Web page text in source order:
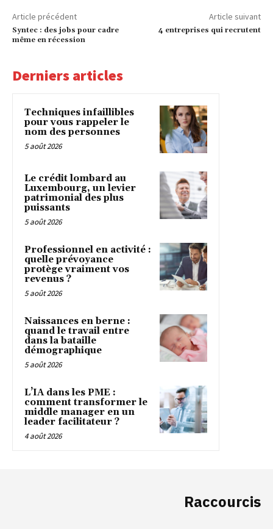
Article précédent
Syntec : des jobs pour cadre
même en récession
Article suivant
4 entreprises qui recrutent
Derniers articles
Techniques infaillibles
pour vous rappeler le
nom des personnes
5 août 2026
Le crédit lombard au
Luxembourg, un levier
patrimonial des plus
puissants
5 août 2026
Professionnel en activité :
quelle prévoyance
protège vraiment vos
revenus ?
5 août 2026
Naissances en berne :
quand le travail entre
dans la bataille
démographique
5 août 2026
L’IA dans les PME :
comment transformer le
middle manager en un
leader facilitateur ?
4 août 2026
Raccourcis